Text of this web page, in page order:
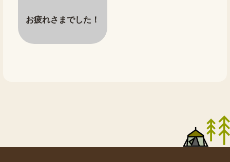
お疲れさまでした！